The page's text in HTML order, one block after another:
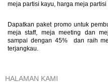
meja partisi kayu, harga meja partisi
Dapatkan paket promo untuk
meja staff, meja meeting dan
sampai dengan 45% dan raih
terjangkau.
HALAMAN KAMI